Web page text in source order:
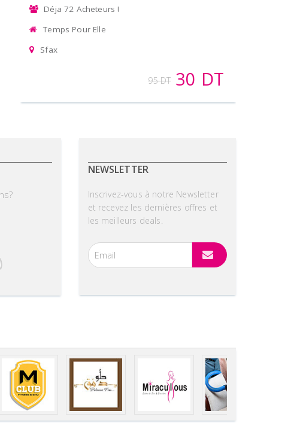
Déja 72 Acheteurs !
Temps Pour Elle
Sfax
30 DT
95 DT
NEWSLETTER
Inscrivez-vous à notre Newsletter
et recevez les dernières offres et
les meilleurs deals.